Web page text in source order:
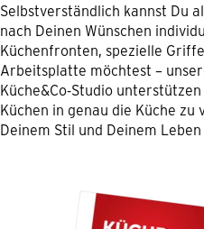
Selbstverständlich kannst Du
nach Deinen Wünschen
Küchenfronten, spezielle
Arbeitsplatte möchtest –
Küche&Co-Studio
Küchen in genau die Küche
Deinem Stil und Deinem Leben